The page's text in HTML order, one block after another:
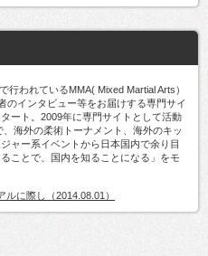
行われているMMA( Mixed Martial Arts）
のインタビュー等をお届けする専門サイ
ート。2009年に専門サイトとして活動
海外の柔術トーナメント、海外のキッ
ャー系イベントから日本国内で余り目
ことで、国内を知ることになる」をモ
ルに際し（2014.08.01）